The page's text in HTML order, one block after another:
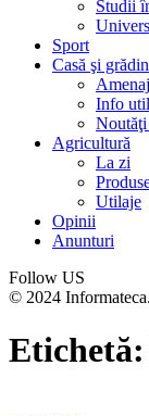
Studii
Sport
Casă şi
Info util
Noutăţi
Agricultură
La zi
Utilaje
Opinii
Anunturi
Follow US
© 2024
Etichetă: